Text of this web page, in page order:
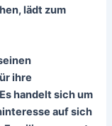
lädt zum
ihre
handelt sich um
auf sich